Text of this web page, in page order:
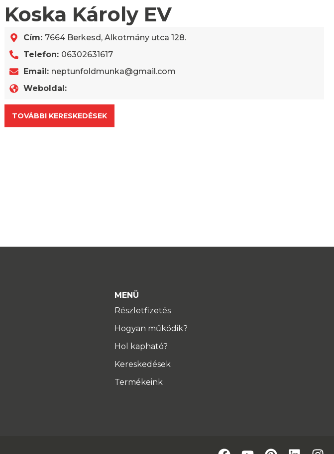
Koska Károly EV
Cím: 7664 Berkesd, Alkotmány utca 128.
Telefon: 06302631617
Email: neptunfoldmunka@gmail.com
Weboldal:
TOVÁBBI KERESKEDÉSEK
MENÜ
Részletfizetés
Hogyan működik?
Hol kapható?
Kereskedések
Termékeink